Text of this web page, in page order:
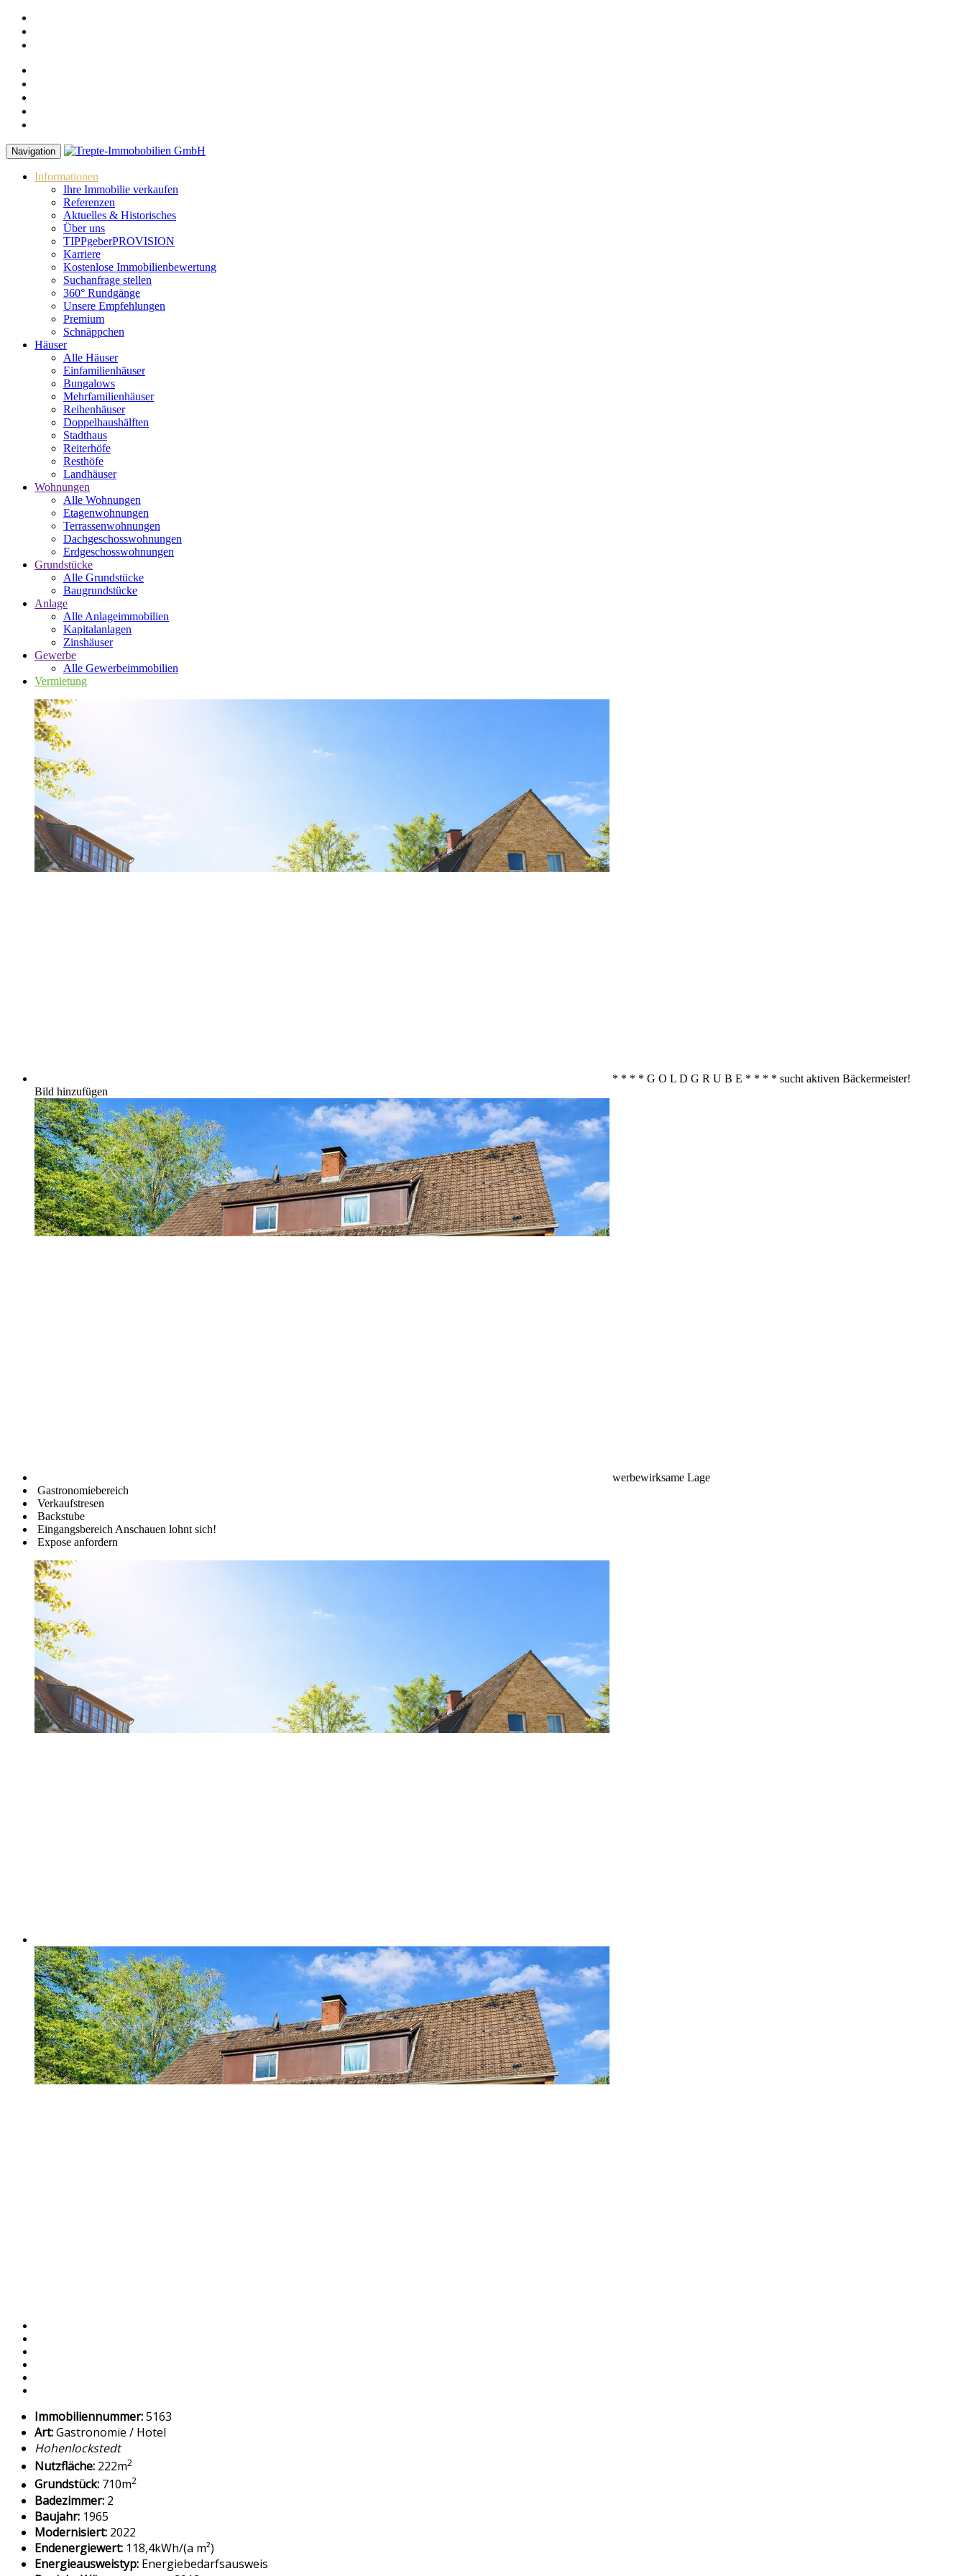
Navigation
Informationen
Ihre Immobilie verkaufen
Referenzen
Aktuelles & Historisches
Über uns
TIPPgeberPROVISION
Karriere
Kostenlose Immobilienbewertung
Suchanfrage stellen
360° Rundgänge
Unsere Empfehlungen
Premium
Schnäppchen
Häuser
Alle Häuser
Einfamilienhäuser
Bungalows
Mehrfamilienhäuser
Reihenhäuser
Doppelhaushälften
Stadthaus
Reiterhöfe
Resthöfe
Landhäuser
Wohnungen
Alle Wohnungen
Etagenwohnungen
Terrassenwohnungen
Dachgeschosswohnungen
Erdgeschosswohnungen
Grundstücke
Alle Grundstücke
Baugrundstücke
Anlage
Alle Anlageimmobilien
Kapitalanlagen
Zinshäuser
Gewerbe
Alle Gewerbeimmobilien
Vermietung
* * * * G O L D G R U B E * * * * sucht aktiven Bäckermeister!
Bild hinzufügen
werbewirksame Lage
Gastronomiebereich
Verkaufstresen
Backstube
Eingangsbereich Anschauen lohnt sich!
Expose anfordern
Immobiliennummer:5163
Art:Gastronomie / Hotel
Hohenlockstedt
Nutzfläche: 222m2
Grundstück: 710m2
Badezimmer: 2
Baujahr: 1965
Modernisiert: 2022
Endenergiewert: 118,4kWh/(a m²)
Energieausweistyp: Energiebedarfsausweis